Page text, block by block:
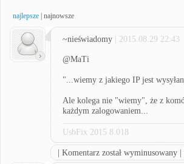
najlepsze najnowsze
~nieświadomy | 2015.08.29 22:43
@MaTi
"...wiemy z jakiego IP jest
Ale kolega nie "wiemy", że z
każdym zalogowaniem...
UsbFix 2015 8.018
| Komentarz został wyminusowany |